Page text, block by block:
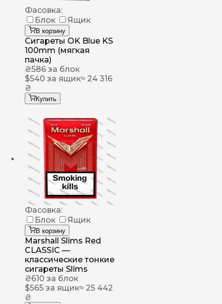
Фасовка:
Блок
Ящик
В корзину
Сигареты OK Blue KS
100mm (мягкая
пачка)
₴586 за блок
$540 за ящик≈ 24 316
₴
Купить
Фасовка:
Блок
Ящик
В корзину
Marshall Slims Red
CLASSIC —
классические тонкие
сигареты Slims
₴610 за блок
$565 за ящик≈ 25 442
₴